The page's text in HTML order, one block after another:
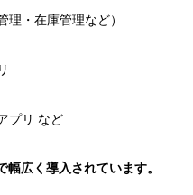
・在庫管理など）
プリ など
広く導入されています。